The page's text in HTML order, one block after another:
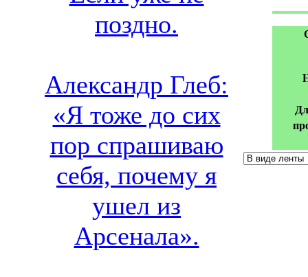
поздно.
Александр Глеб:
«Я тоже до сих
пор спрашиваю
себя, почему я
ушел из
Арсенала».